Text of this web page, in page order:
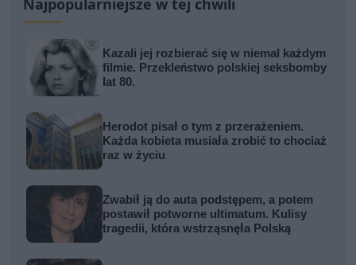
Najpopularniejsze w tej chwili
Kazali jej rozbierać się w niemal każdym
filmie. Przekleństwo polskiej seksbomby
lat 80.
Herodot pisał o tym z przerażeniem.
Każda kobieta musiała zrobić to chociaż
raz w życiu
Zwabił ją do auta podstępem, a potem
postawił potworne ultimatum. Kulisy
tragedii, która wstrząsnęła Polską